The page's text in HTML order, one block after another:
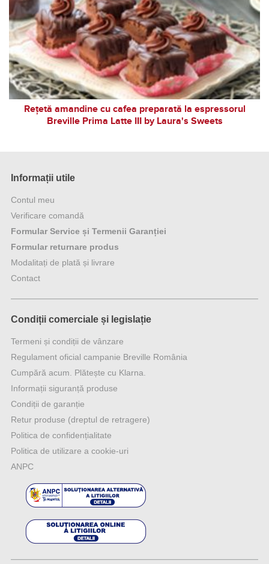
Rețetă amandine cu cafea preparată la espressorul
Breville Prima Latte III by Laura's Sweets
Informații utile
Contul meu
Verificare comandă
Formular Service și Termenii Garanției
Formular returnare produs
Modalitați de plată și livrare
Contact
Condiții comerciale și legislație
Termeni și condiții de vânzare
Regulament oficial campanie Breville România
Cumpără acum. Plătește cu Klarna.
Informații siguranță produse
Condiții de garanție
Retur produse (dreptul de retragere)
Politica de confidențialitate
Politica de utilizare a cookie-uri
ANPC